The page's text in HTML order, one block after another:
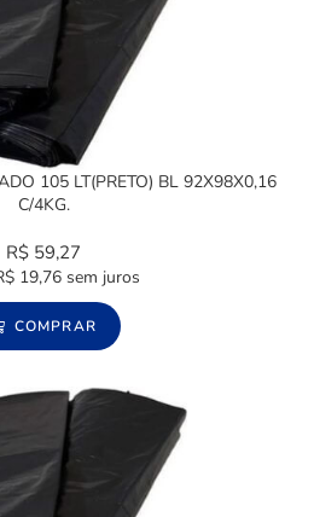
105 LT(PRETO) BL 92X98X0,16
C/4KG.
R$ 59,27
19,76sem juros
COMPRAR